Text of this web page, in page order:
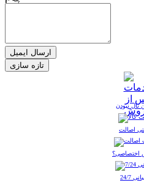
ارسال ایمیل
نال نبودن
اصالت
اختصاصی؟
24/7